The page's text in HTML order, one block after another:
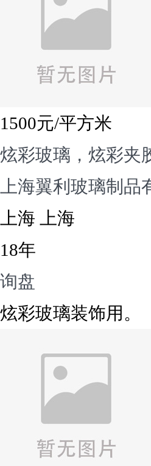
1500元/平方米
炫彩玻璃，炫彩夹
上海翼利玻璃制品
上海 上海
18年
询盘
炫彩玻璃装饰用。